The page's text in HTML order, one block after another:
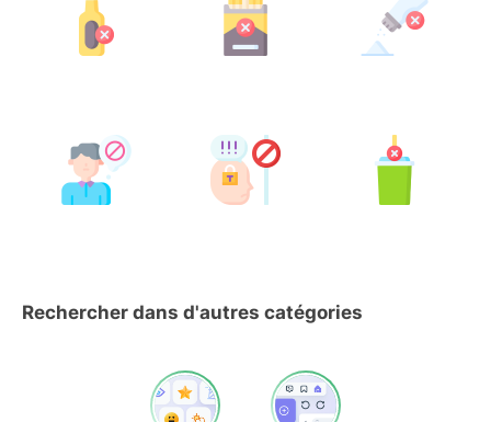
Rechercher dans d'autres catégories